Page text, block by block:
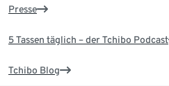
Presse
5 Tassen täglich – der Tchibo Podcast
Tchibo Blog